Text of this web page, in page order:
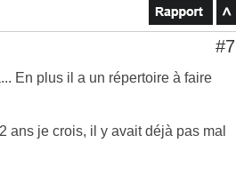
#7
En plus il a un répertoire à faire
ans je crois, il y avait déjà pas mal